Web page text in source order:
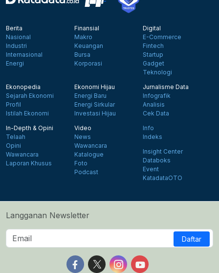
Berita
Nasional
Industri
Internasional
Energi
Finansial
Makro
Keuangan
Bursa
Korporasi
Digital
E-Commerce
Fintech
Startup
Gadget
Teknologi
Ekonopedia
Sejarah Ekonomi
Profil
Istilah Ekonomi
Ekonomi Hijau
Energi Baru
Energi Sirkular
Investasi Hijau
Jurnalisme Data
Infografik
Analisis
Cek Data
In-Depth & Opini
Telaah
Opini
Wawancara
Laporan Khusus
Video
News
Wawancara
Katalogue
Foto
Podcast
Info
Indeks
Insight Center
Databoks
Event
KatadataOTO
Langganan Newsletter
Daftar
Follow us on Facebook
Follow us on X
Follow us on Instagram
Follow us on